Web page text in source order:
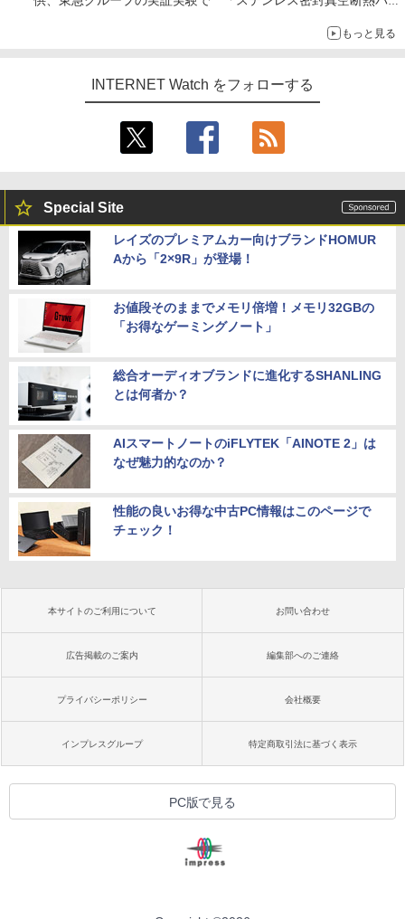
もっと見る
INTERNET Watch をフォローする
Special Site
レイズのプレミアムカー向けブランドHOMUR
Aから「2×9R」が登場！
お値段そのままでメモリ倍増！メモリ32GBの
「お得なゲーミングノート」
総合オーディオブランドに進化するSHANLING
とは何者か？
AIスマートノートのiFLYTEK「AINOTE 2」は
なぜ魅力的なのか？
性能の良いお得な中古PC情報はこのページで
チェック！
本サイトのご利用について お問い合わせ
広告掲載のご案内 編集部へのご連絡
プライバシーポリシー 会社概要
インプレスグループ 特定商取引法に基づく表示
PC版で見る